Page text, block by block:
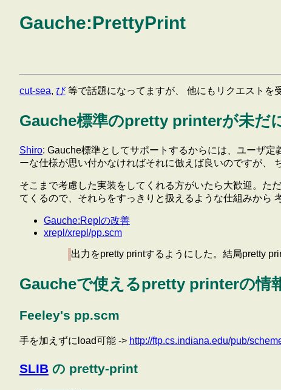
Gauche:PrettyPrint
cut-sea, び等で話題になってますが、 他にもリクエストを
Gauche標準のpretty printerが未だ
Shiro: Gauche標準としてサポートするからには、ユーザ
ーな仕様が思い付かなければそれに倣えば良いのですが、
そこまで考慮した実装をしてくれる方がいたら大歓迎。た
てくるので、それらをすっきりと扱えるような仕組みから
Gauche:Replの改善
xrepl/xrepl/pp.scm
出力をpretty printするようにした。結局pretty
Gaucheで使えるpretty printerの情
Feeley's pp.scm
手を加えずにload可能 -> http://ftp.cs.indiana.edu/pub/
SLIB の pretty-print